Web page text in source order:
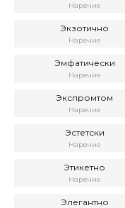
Наречие
Экзотично
Наречие
Эмфатически
Наречие
Экспромтом
Наречие
Эстетски
Наречие
Этикетно
Наречие
Элегантно